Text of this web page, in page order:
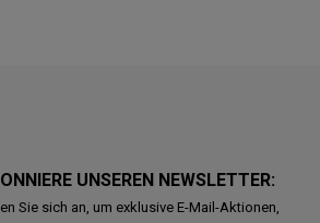
UNSEREN NEWSLETTER:
Sie sich an, um exklusive E-Mail-Aktionen,